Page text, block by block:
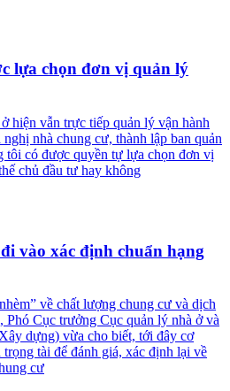
lựa chọn đơn vị quản lý
hiện vẫn trực tiếp quản lý vận hành
nhà chung cư, thành lập ban quản
tôi có được quyền tự lựa chọn đơn vị
chủ đầu tư hay không
vào xác định chuẩn hạng
về chất lượng chung cư và dịch
Cục trưởng Cục quản lý nhà ở và
dựng) vừa cho biết, tới đây cơ
tài để đánh giá, xác định lại về
cư